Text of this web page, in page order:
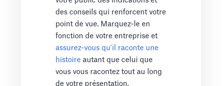
des conseils qui renforcent votre
point de vue. Marquez-le en
fonction de votre entreprise et
assurez-vous qu'il raconte une
histoire autant que celui que
vous vous racontez tout au long
de votre présentation.